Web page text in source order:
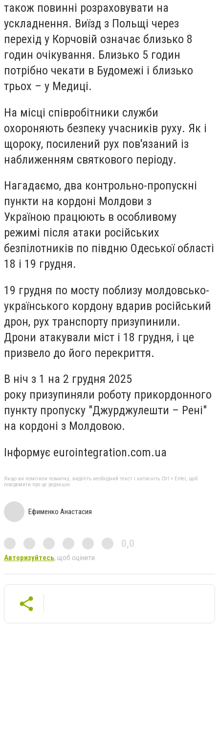
також повинні розраховувати на
ускладнення. Виїзд з Польщі через
перехід у Корчовій означає близько 8
годин очікування. Близько 5 годин
потрібно чекати в Будомежі і близько
трьох – у Медиці.
На місці співробітники служби
охороняють безпеку учасників руху. Як і
щороку, посилений рух пов'язаний із
наближенням святкового періоду.
Нагадаємо, два контрольно-пропускні
пункти на кордоні Молдови з
Україною працюють в особливому
режимі після атаки російських
безпілотників по півдню Одеської області
18 і 19 грудня.
19 грудня по мосту поблизу молдовсько-
українського кордону вдарив російський
дрон, рух транспорту призупинили.
Дрони атакували міст і 18 грудня, і це
призвело до його перекриття.
В ніч з 1 на 2 грудня 2025
року призупиняли роботу прикордонного
пункту пропуску "Джурджулешти – Рені"
на кордоні з Молдовою.
Інформує eurointegration.com.ua
Якщо ви помітили помилку, виділіть необхідний текст і натисніть Ctrl + Enter, щоб
повідомити про це редакцію
Ефименко Анастасия
0,0
Авторизуйтесь, щоб оцінити